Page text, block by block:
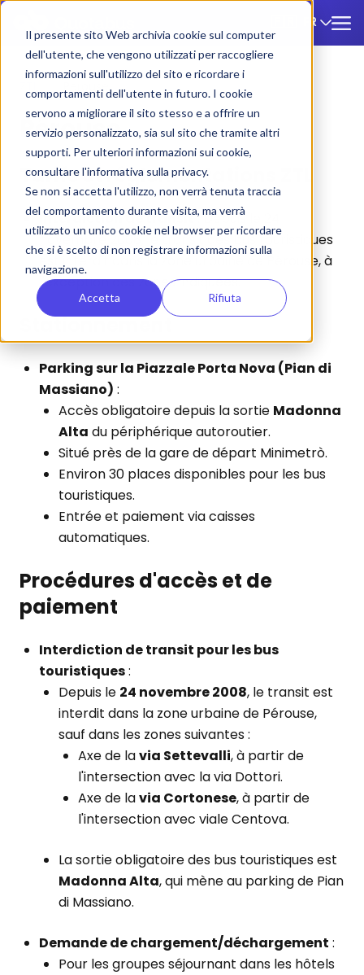
Il presente sito Web archivia cookie sul computer
dell'utente, che vengono utilizzati per raccogliere
informazioni sull'utilizzo del sito e ricordare i
comportamenti dell'utente in futuro. I cookie
servono a migliorare il sito stesso e a offrire un
servizio personalizzato, sia sul sito che tramite altri
supporti. Per ulteriori informazioni sui cookie,
consultare l'informativa sulla privacy.
Se non si accetta l'utilizzo, non verrà tenuta traccia
del comportamento durante visita, ma verrà
utilizzato un unico cookie nel browser per ricordare
che si è scelto di non registrare informazioni sulla
navigazione.
Accetta Rifiuta
FR
Perouse
Pérouse
Tarifs et réglementations ZTL
Interdiction de transit: Depuis le 24
novembre 2008, le transit des bus touristiques
est interdit dans la zone urbaine de Pérouse, à
l'exception des zones indiquées.
Stationnement
Parking sur la Piazzale Porta Nova (Pian di
Massiano) :
Accès obligatoire depuis la sortie Madonna
Alta du périphérique autoroutier.
Situé près de la gare de départ Minimetrò.
Environ 30 places disponibles pour les bus
touristiques.
Entrée et paiement via caisses
automatiques.
Procédures d'accès et de
paiement
Interdiction de transit pour les bus
touristiques:
Depuis le 24 novembre 2008, le transit est
interdit dans la zone urbaine de Pérouse,
sauf dans les zones suivantes :
Axe de lavia Settevalli, à partir de
l'intersection avec la via Dottori.
Axe de lavia Cortonese, à partir de
l'intersection avec viale Centova.
La sortie obligatoire des bus touristiques est
Madonna Alta, qui mène au parking de Pian
di Massiano.
Demande de chargement/déchargement :
Pour les groupes séjournant dans les hôtels